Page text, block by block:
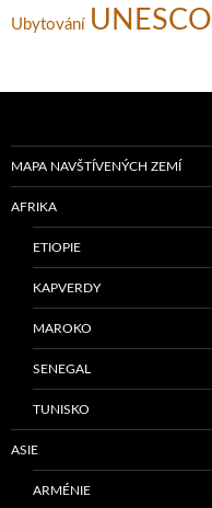
Ubytování UNESCO
MAPA NAVŠTÍVENÝCH ZEMÍ
AFRIKA
ETIOPIE
KAPVERDY
MAROKO
SENEGAL
TUNISKO
ASIE
ARMÉNIE